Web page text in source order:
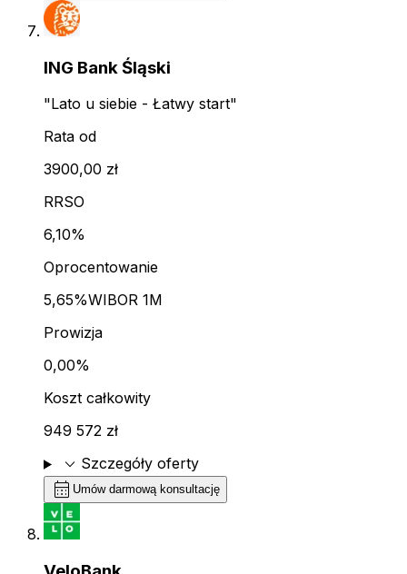
ING Bank Śląski
"Lato u siebie - Łatwy start"
Rata od
3900,00 zł
RRSO
6,10%
Oprocentowanie
5,65%WIBOR 1M
Prowizja
0,00%
Koszt całkowity
949 572 zł
expand_more Szczegóły oferty
calendar_month Umów darmową konsultację